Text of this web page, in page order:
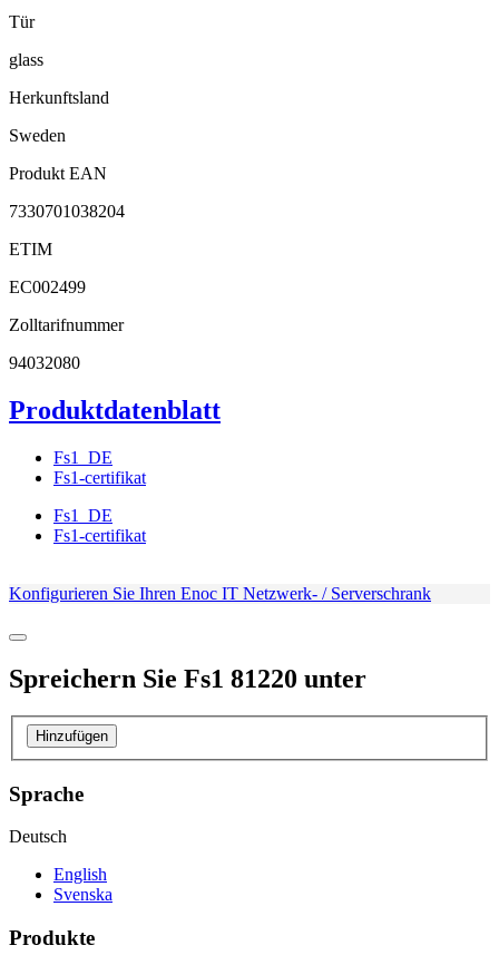
Tür
glass
Herkunftsland
Sweden
Produkt EAN
7330701038204
ETIM
EC002499
Zolltarifnummer
94032080
Produktdatenblatt
Fs1_DE
Fs1-certifikat
Fs1_DE
Fs1-certifikat
Konfigurieren Sie Ihren Enoc IT Netzwerk- / Serverschrank
Spreichern Sie Fs1 81220 unter
Hinzufügen
Sprache
Deutsch
English
Svenska
Produkte